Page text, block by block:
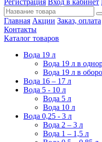
Регистрация Вход в кабинет
Главная Акции Заказ, оплата
Контакты
Каталог товаров
Вода 19 л
Вода 19 л в
Вода 19 л в
Вода 16 – 17 л
Вода 5 - 10 л
Вода 5 л
Вода 10 л
Вода 0,25 - 3 л
Вода 2 – 3 л
Вода 1 – 1,5 л